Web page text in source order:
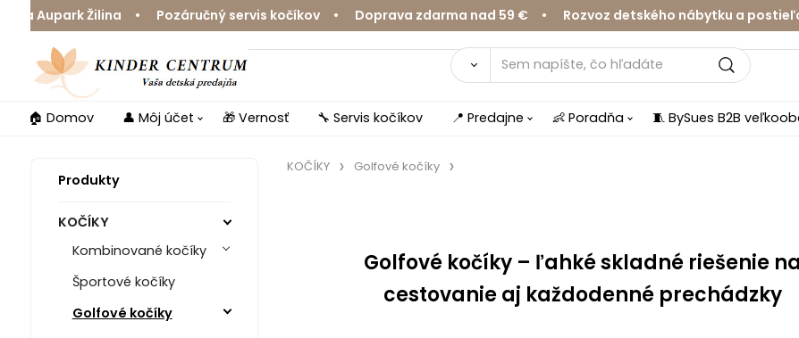
Žilina • Pozáručný servis kočíkov • Doprava zdarma nad 59 € • Rozvoz detského nábytku a postieľok v
🏠 Domov 👤 Môj účet 🎁 Vernosť 🔧 Servis kočíkov 📍 Predajne 👶 Poradňa 🧵 BySues B2B
Produkty
KOČÍKY
Kombinované kočíky
Športové kočíky
Golfové kočíky
KOČÍKY Golfové kočíky
Golfové kočíky – ľahké skladné riešenie na
cestovanie aj každodenné prechádzky